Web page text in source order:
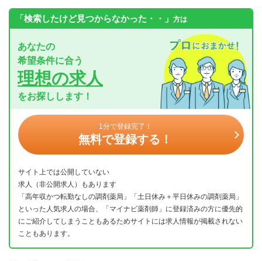
「検索したけど見つからなかった・・」 方は
あなたの
希望条件に合う
理想の求人
をお探しします！
1分で登録完了！
無料で登録する！
サイト上では公開していない
求人（非公開求人）もあります
「高年収かつ転勤なしの調剤薬局」「土日休み＋平日休みの調剤薬局」
といった人気求人の場合、「マイナビ薬剤師」に登録済みの方に優先的
にご紹介してしまうこともあるためサイトには求人情報が掲載されない
こともあります。